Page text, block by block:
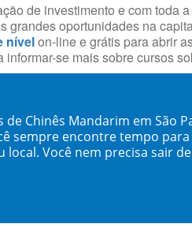
de investimento e com
grandes oportunidades na
nívelon-line e grátis para abrir
se mais sobre cursos
de Chinês Mandarim em São
sempre encontre tempo
Você nem precisa sair